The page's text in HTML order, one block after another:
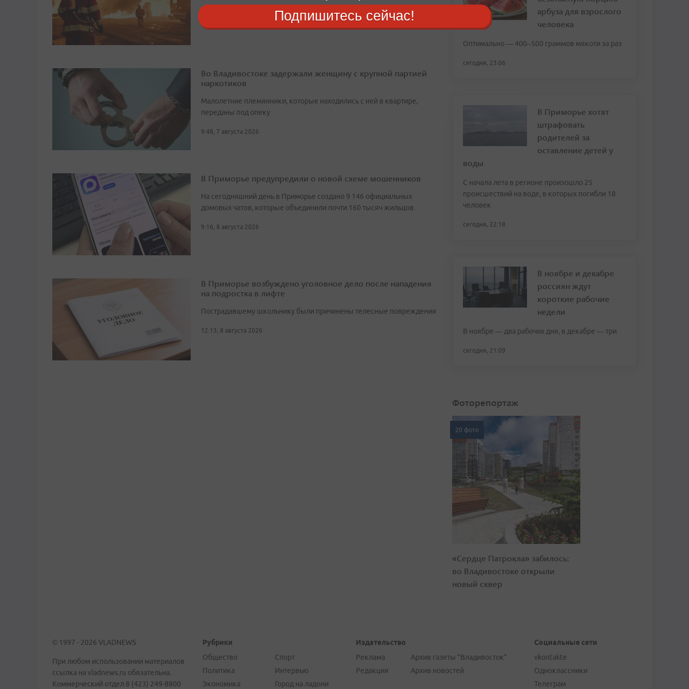
Во Владивостоке задержали женщину с крупной партией
наркотиков
Малолетние племянники, которые находились с ней в квартире,
переданы под опеку
9:48, 7 августа 2026
В Приморье предупредили о новой схеме мошенников
На сегодняшний день в Приморье создано 9 146 официальных
домовых чатов, которые объединили почти 160 тысяч жильцов
9:16, 8 августа 2026
В Приморье возбуждено уголовное дело после нападения
на подростка в лифте
Пострадавшему школьнику были причинены телесные повреждения
12:13, 8 августа 2026
арбуза для взрослого
человека
Оптимально — 400–500 граммов мякоти за раз
сегодня, 23:06
В Приморье хотят
штрафовать
родителей за
оставление детей у
воды
С начала лета в регионе произошло 25
происшествий на воде, в которых погибли 18
человек
сегодня, 22:18
В ноябре и декабре
россиян ждут
короткие рабочие
недели
В ноябре — два рабочих дня, в декабре — три
сегодня, 21:09
Фоторепортаж
20 фото
«Сердце Патрокла» забилось:
во Владивостоке открыли
новый сквер
© 1997 - 2026 VLADNEWS
При любом использовании материалов
ссылка на vladnews.ru обязательна.
Коммерческий отдел 8 (423) 249-8800
Рубрики
Общество
Политика
Экономика
Спорт
Интервью
Город на ладони
Издательство
Реклама
Редакция
Архив газеты "Владивосток"
Архив новостей
Социальные сети
vkontakte
Одноклассники
Телеграм
Подпишитесь сейчас!